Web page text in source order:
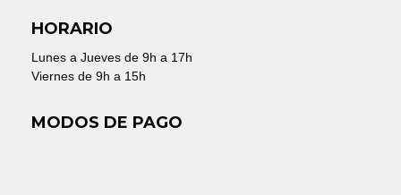
HORARIO
Lunes a Jueves de 9h a 17h
Viernes de 9h a 15h
MODOS DE PAGO